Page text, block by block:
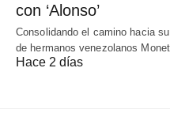
con ‘Alonso’
Consolidando el camino hacia
de hermanos venezolanos
Hace 2 días